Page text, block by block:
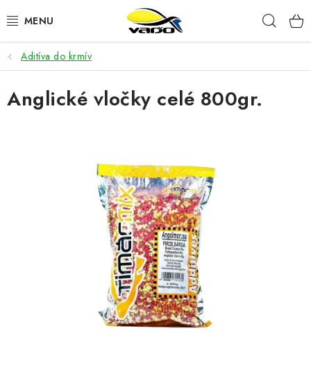
na
ŽIVÁ NÁSTRAHA
BIŽUTÉRIA
NÁSTRAHY A KRMIVÁ
PRETEKÁRSKE SEDAČKY
Aditíva do krmív
Anglické vločky celé 800gr.